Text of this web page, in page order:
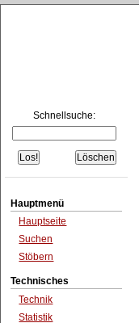
Schnellsuche:
Hauptmenü
Hauptseite
Suchen
Stöbern
Technisches
Technik
Statistik